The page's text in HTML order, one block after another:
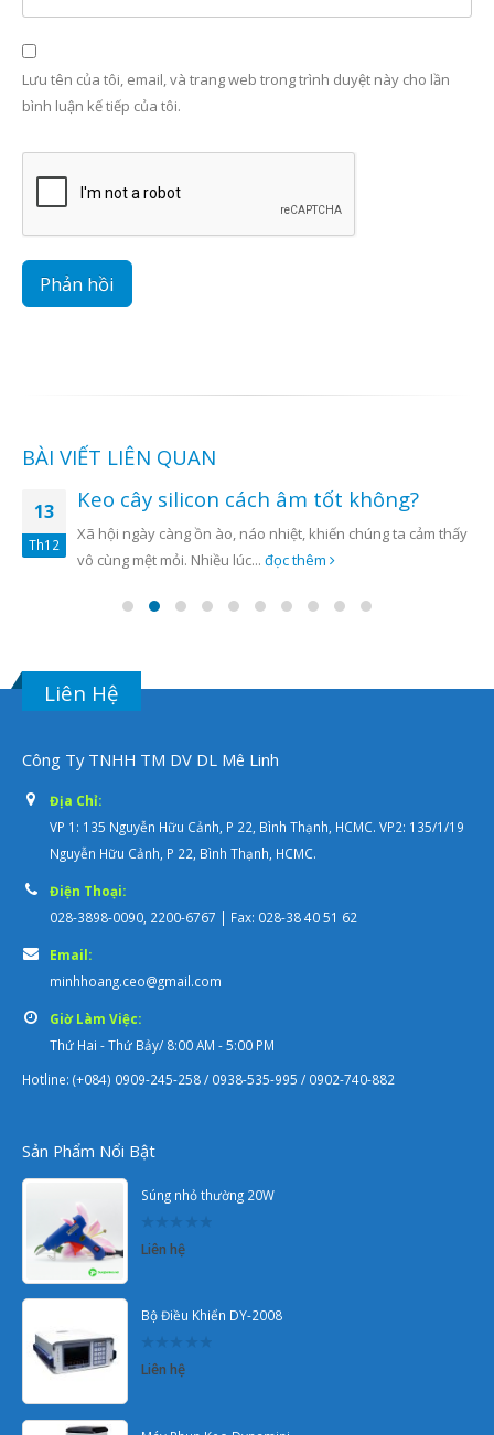
Lưu tên của tôi, email, và trang web trong trình duyệt này cho lần
bình luận kế tiếp của tôi.
BÀI VIẾT LIÊN QUAN
13
Th12
Keo cây silicon cách âm tốt không?
Xã hội ngày càng ồn ào, náo nhiệt, khiến chúng ta cảm thấy
vô cùng mệt mỏi. Nhiều lúc... đọc thêm
Liên Hệ
Công Ty TNHH TM DV DL Mê Linh
Địa Chỉ:
VP 1: 135 Nguyễn Hữu Cảnh, P 22, Bình Thạnh, HCMC. VP2: 135/1/19
Nguyễn Hữu Cảnh, P 22, Bình Thạnh, HCMC.
Điện Thoại:
028-3898-0090, 2200-6767 | Fax: 028-38 40 51 62
Email:
minhhoang.ceo@gmail.com
Giờ Làm Việc:
Thứ Hai - Thứ Bảy/ 8:00 AM - 5:00 PM
Hotline: (+084) 0909-245-258 / 0938-535-995 / 0902-740-882
Sản Phẩm Nổi Bật
Súng nhỏ thường 20W
0
out
Liên hệ
Bộ Điều Khiển DY-2008
0
out
Liên hệ